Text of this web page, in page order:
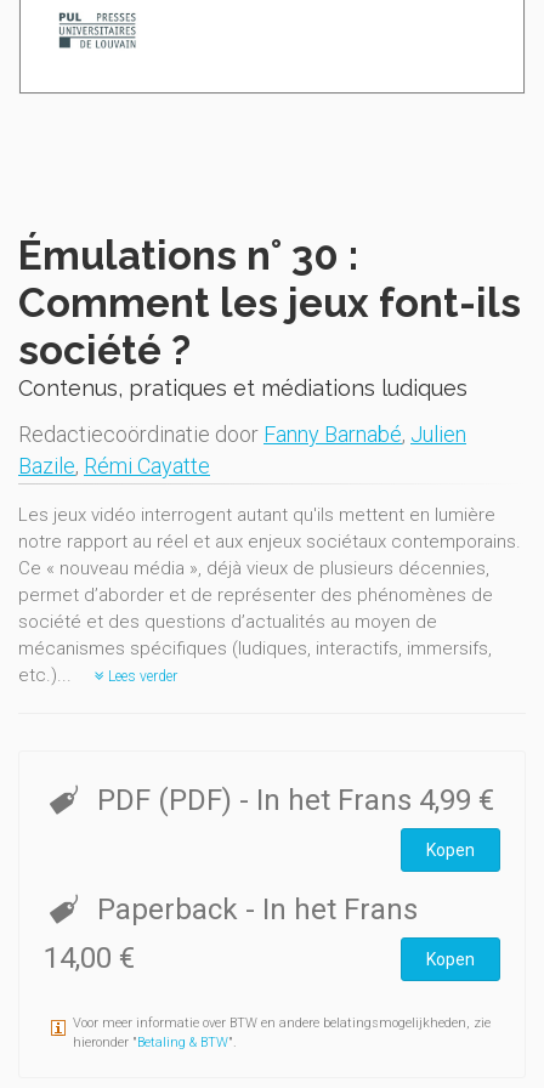
Émulations n° 30 :
Comment les jeux font-ils
société ?
Contenus, pratiques et médiations ludiques
Redactiecoördinatie door Fanny Barnabé, Julien
Bazile, Rémi Cayatte
Les jeux vidéo interrogent autant qu'ils mettent en lumière
notre rapport au réel et aux enjeux sociétaux contemporains.
Ce « nouveau média », déjà vieux de plusieurs décennies,
permet d’aborder et de représenter des phénomènes de
société et des questions d’actualités au moyen de
mécanismes spécifiques (ludiques, interactifs, immersifs,
etc.)...
Lees verder
PDF (PDF) - In het Frans 4,99 €
Kopen
Paperback - In het Frans
14,00 €
Kopen
Voor meer informatie over BTW en andere belatingsmogelijkheden, zie
hieronder "Betaling & BTW".